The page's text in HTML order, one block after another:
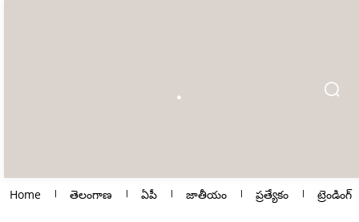
Home తెలంగాణ ఏపీ జాతీయం ప్రత్యేకం ట్రెండింగ్